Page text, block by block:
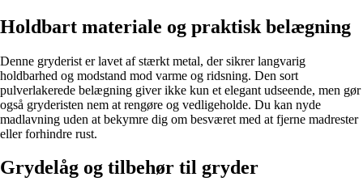
Holdbart materiale og praktisk belægning
Denne gryderist er lavet af stærkt metal, der sikrer langvarig
holdbarhed og modstand mod varme og ridsning. Den sort
pulverlakerede belægning giver ikke kun et elegant udseende, men gør
også gryderisten nem at rengøre og vedligeholde. Du kan nyde
madlavning uden at bekymre dig om besværet med at fjerne madrester
eller forhindre rust.
Grydelåg og tilbehør til gryder